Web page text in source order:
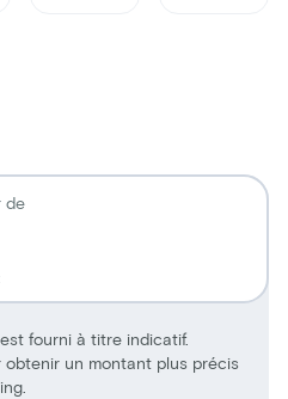
fourni à titre indicatif.
un montant plus précis
de